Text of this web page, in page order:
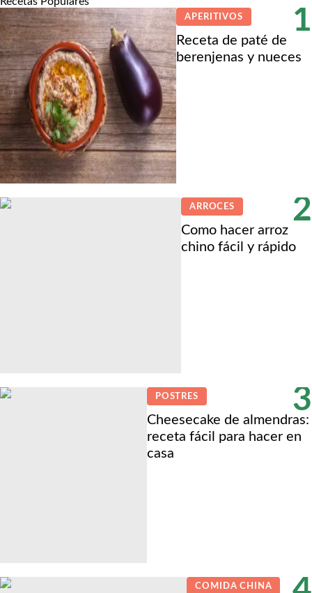
1
APERITIVOS
Receta de paté de
berenjenas y nueces
2
ARROCES
Como hacer arroz
chino fácil y rápido
3
POSTRES
Cheesecake de almendras:
receta fácil para hacer en
casa
COMIDA CHINA